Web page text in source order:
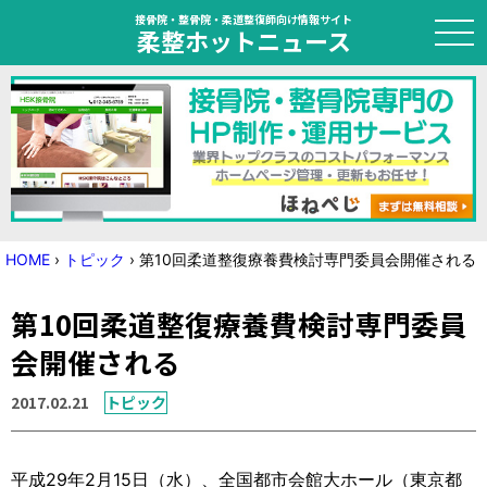
接骨院・整骨院・柔道整復師向け情報サイト
柔整ホットニュース
HOME
トピック
ニュース
国家試験対策
学会・セミナー情報
HOME › トピック › 第10回柔道整復療養費検討専門委員会開催される
第10回柔道整復療養費検討専門委員
会開催される
2017.02.21 トピック
平成29年2月15日（水）、全国都市会館大ホール（東京都